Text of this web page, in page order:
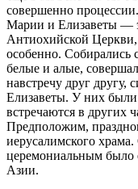
совершенно
Марии и Елизаветы —
Антиохийской Церкви,
особенно.
белые и алые,
навстречу друг другу,
Елизаветы. У них были
встречаются в других
Предположим,
иерусалимского
церемониальным было
Азии.